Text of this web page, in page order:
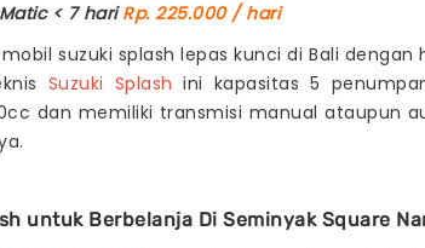
< 7 hariRp. 225.000 / hari
suzuki splash lepas kunci di Bali dengan
Suzuki Splash ini kapasitas 5
dan memiliki transmisi manual ataupun
untuk Berbelanja Di Seminyak Square